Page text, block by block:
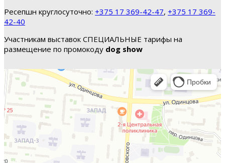
Ресепшн круглосуточно: +375 17 369-42-47, +375 17 369-
42-40
Участникам выставок СПЕЦИАЛЬНЫЕ тарифы на
размещение по промокоду dog show